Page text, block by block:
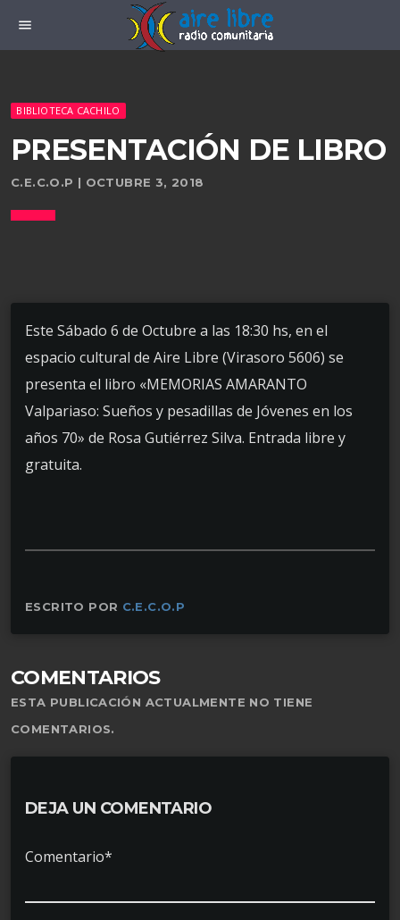
menu
BIBLIOTECA CACHILO
PRESENTACIÓN DE LIBRO
C.E.C.O.P | OCTUBRE 3, 2018
Este Sábado 6 de Octubre a las 18:30 hs, en el
espacio cultural de Aire Libre (Virasoro 5606) se
presenta el libro «MEMORIAS AMARANTO
Valpariaso: Sueños y pesadillas de Jóvenes en los
años 70» de Rosa Gutiérrez Silva. Entrada libre y
gratuita.
ESCRITO POR C.E.C.O.P
COMENTARIOS
ESTA PUBLICACIÓN ACTUALMENTE NO TIENE
COMENTARIOS.
DEJA UN COMENTARIO
Comentario*